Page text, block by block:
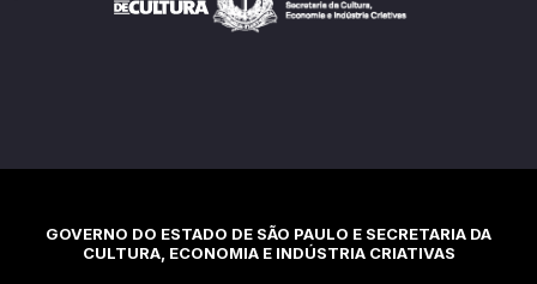
GOVERNO DO ESTADO DE SÃO PAULO E SECRETARIA DA
CULTURA, ECONOMIA E INDÚSTRIA CRIATIVAS